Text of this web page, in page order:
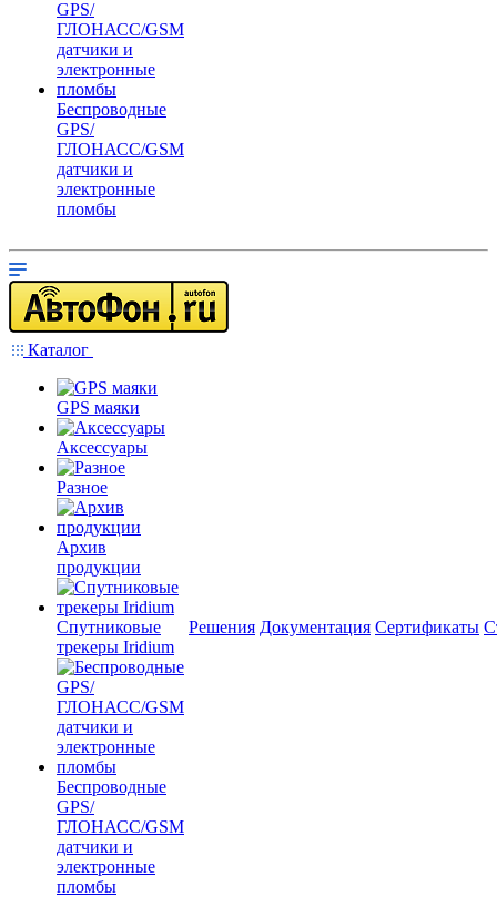
Беспроводные
GPS/
ГЛОНАСС/GSM
датчики и
электронные
пломбы
Каталог
GPS маяки
Аксессуары
Разное
Архив
продукции
Спутниковые
трекеры Iridium
Беспроводные
GPS/
ГЛОНАСС/GSM
датчики и
электронные
пломбы
Решения Документация Сертификаты